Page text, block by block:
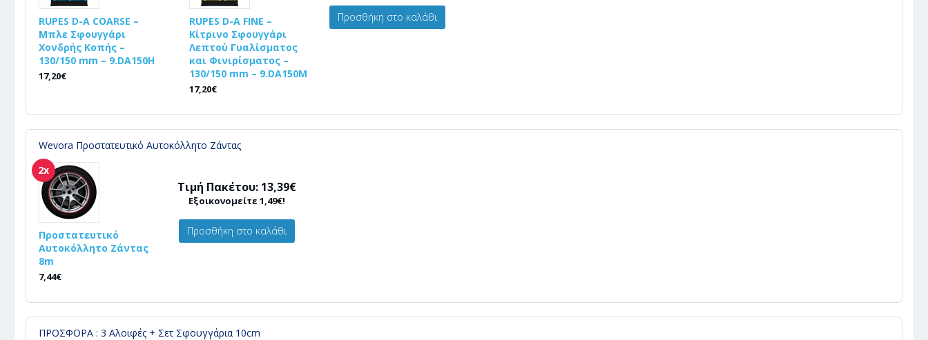
RUPES D-A COARSE –
Μπλε Σφουγγάρι
Χονδρής Κοπής –
130/150 mm – 9.DA150H
17,20€
RUPES D-A FINE –
Κίτρινο Σφουγγάρι
Λεπτού Γυαλίσματος
και Φινιρίσματος –
130/150 mm – 9.DA150M
17,20€
Προσθήκη στο καλάθι
Wevora Προστατευτικό Αυτοκόλλητο Ζάντας
2x
Προστατευτικό
Αυτοκόλλητο Ζάντας
8m
7,44€
Τιμή Πακέτου: 13,39€
Εξοικονομείτε 1,49€!
Προσθήκη στο καλάθι
ΠΡΟΣΦΟΡΑ : 3 Αλοιφές + Σετ Σφουγγάρια 10cm